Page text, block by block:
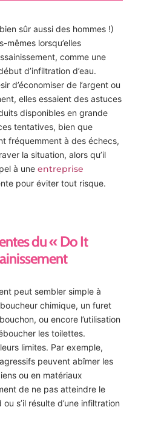
sûr aussi des hommes !)
mêmes lorsqu’elles
comme une
d’infiltration d’eau.
d’économiser de l’argent ou
elles essaient des astuces
disponibles en grande
tentatives, bien que
fréquemment à des échecs,
la situation, alors qu’il
à une entreprise
pour éviter tout risque.
du « Do It
peut sembler simple à
chimique, un furet
ou encore l’utilisation
les toilettes.
limites. Par exemple,
peuvent abîmer les
ou en matériaux
de ne pas atteindre le
s’il résulte d’une infiltration